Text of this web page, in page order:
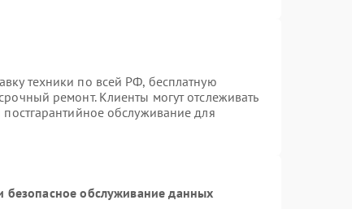
техники по всей РФ, бесплатную
ремонт. Клиенты могут отслеживать
постгарантийное обслуживание для
обслуживание данных